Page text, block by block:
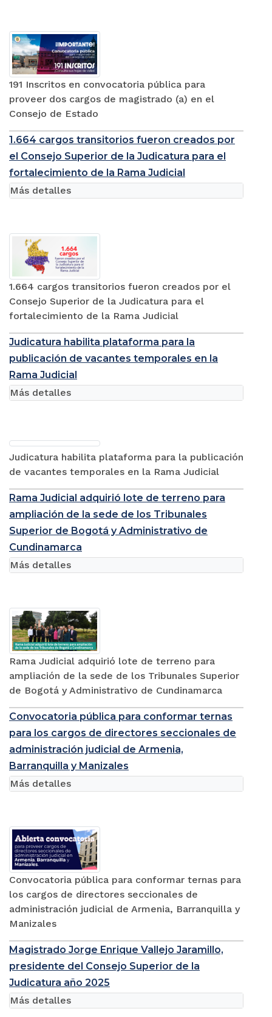
191 Inscritos en convocatoria pública para
proveer dos cargos de magistrado (a) en el
Consejo de Estado
1.664 cargos transitorios fueron creados por
el Consejo Superior de la Judicatura para el
fortalecimiento de la Rama Judicial
1.664 cargos transitorios fueron creados por el
Consejo Superior de la Judicatura para el
fortalecimiento de la Rama Judicial
Más detalles
Judicatura habilita plataforma para la
publicación de vacantes temporales en la
Rama Judicial
Judicatura habilita plataforma para la publicación
de vacantes temporales en la Rama Judicial
Más detalles
Rama Judicial adquirió lote de terreno para
ampliación de la sede de los Tribunales
Superior de Bogotá y Administrativo de
Rama Judicial adquirió lote de terreno para
ampliación de la sede de los Tribunales Superior
de Bogotá y Administrativo de Cundinamarca
Convocatoria pública para conformar ternas
para los cargos de directores seccionales de
administración judicial de Armenia,
Convocatoria pública para conformar ternas para
los cargos de directores seccionales de
administración judicial de Armenia, Barranquilla y
Manizales
Magistrado Jorge Enrique Vallejo Jaramillo,
presidente del Consejo Superior de la